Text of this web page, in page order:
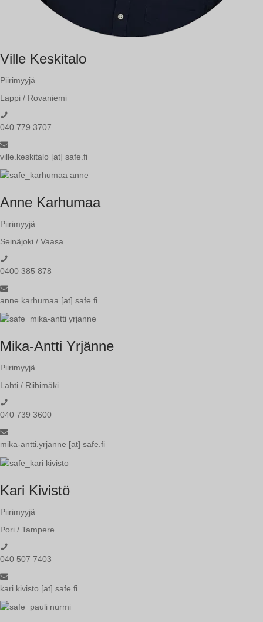
Ville Keskitalo
Piirimyyjä
Lappi / Rovaniemi
040 779 3707
ville.keskitalo [at] safe.fi
Anne Karhumaa
Piirimyyjä
Seinäjoki / Vaasa
0400 385 878
anne.karhumaa [at] safe.fi
Mika-Antti Yrjänne
Piirimyyjä
Lahti / Riihimäki
040 739 3600
mika-antti.yrjanne [at] safe.fi
Kari Kivistö
Piirimyyjä
Pori / Tampere
040 507 7403
kari.kivisto [at] safe.fi